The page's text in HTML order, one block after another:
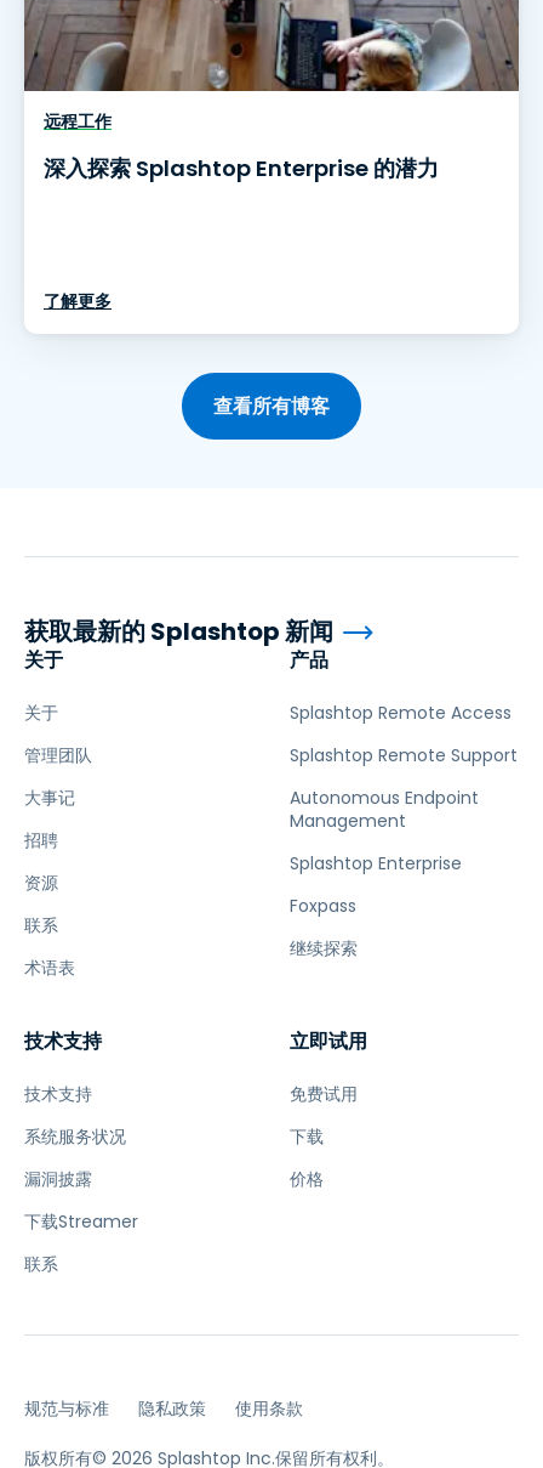
远程工作
深入探索 Splashtop Enterprise 的潜力
了解更多
查看所有博客
关于
关于
管理团队
大事记
招聘
资源
联系
术语表
产品
Splashtop Remote Access
Splashtop Remote Support
Autonomous Endpoint
Management
Splashtop Enterprise
Foxpass
继续探索
技术支持
技术支持
系统服务状况
漏洞披露
下载Streamer
联系
立即试用
免费试用
下载
价格
获取最新的 Splashtop 新闻
规范与标准 隐私政策 使用条款
版权所有© 2026 Splashtop Inc.保留所有权利。